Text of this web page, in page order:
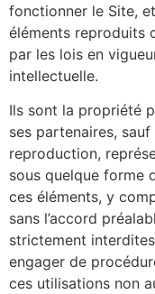
fonctionner le Site,
éléments reproduits
par les lois en
intellectuelle.
Ils sont la propriété
ses partenaires,
reproduction,
sous quelque forme
ces éléments, y
sans l’accord
strictement
engager de
ces utilisations non